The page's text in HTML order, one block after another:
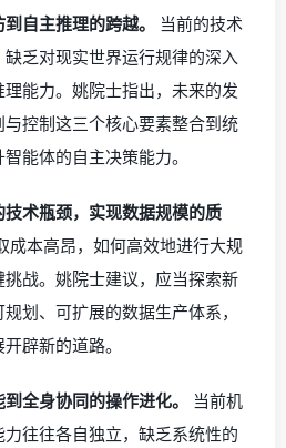
自主推理的跨越。
当前的技术
乏对现实世界运行规律的深入
能力。姚院士指出，未来的发
控制这三个核心要素整合到统
能体的自主决策能力。
术瓶颈，实现数据规模的质
成本高昂，如何高效地进行大规
战。姚院士建议，应当探索新
划、可扩展的数据生产体系，
辟新的道路。
全身协同的操作进化。
当前机
往往各自独立，缺乏系统性的